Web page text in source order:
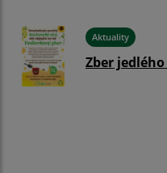
Aktuality
Zber